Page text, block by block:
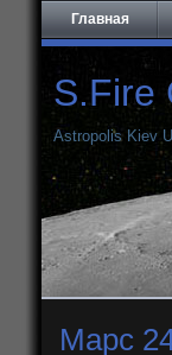
Главная
S.Fire
Astropolis Kiev
Марс